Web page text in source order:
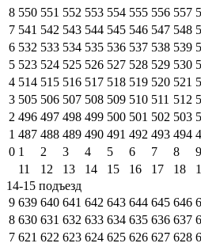
8 550 551 552 553 554 555 556 557
7 541 542 543 544 545 546 547 548
6 532 533 534 535 536 537 538 539
5 523 524 525 526 527 528 529 530
4 514 515 516 517 518 519 520 521
3 505 506 507 508 509 510 511 512
2 496 497 498 499 500 501 502 503
1 487 488 489 490 491 492 493 494
0 1 2 3 4 5 6 7 8 9
11
12 13 14 15 16 17 18
14-15 подъезд
9 639 640 641 642 643 644 645 646
8 630 631 632 633 634 635 636 637
7 621 622 623 624 625 626 627 628